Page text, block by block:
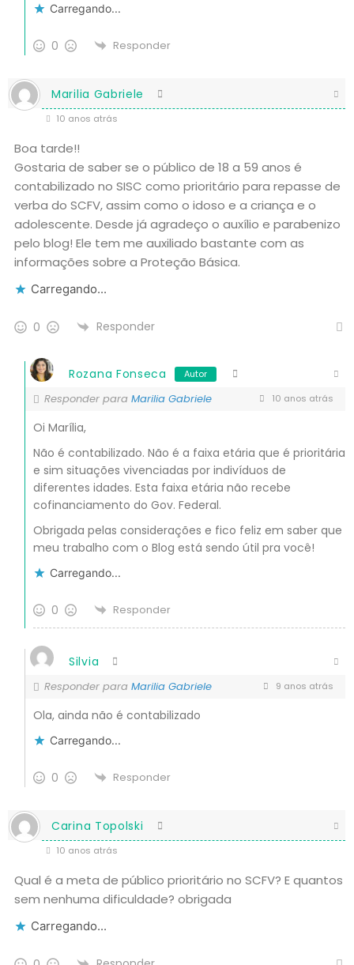
Carregando...
0 Responder
Marilia Gabriele
10 anos atrás
Boa tarde!!
Gostaria de saber se o público de 18 a 59 anos é
contabilizado no SISC como prioritário para repasse de
verba do SCFV, assim como o idoso e a criança e o
adolescente. Desde já agradeço o auxílio e parabenizo
pelo blog! Ele tem me auxiliado bastante com as
informações sobre a Proteção Básica.
Carregando...
0 Responder
Rozana Fonseca Autor
Responder para Marilia Gabriele 10 anos atrás
Oi Marília,
Não é contabilizado. Não é a faixa etária que é prioritária
e sim situações vivenciadas por indivíduos de
diferentes idades. Esta faixa etária não recebe
cofinanciamento do Gov. Federal.
Obrigada pelas considerações e fico feliz em saber que
meu trabalho com o Blog está sendo útil pra você!
Carregando...
0 Responder
Silvia
Responder para Marilia Gabriele 9 anos atrás
Ola, ainda não é contabilizado
Carregando...
0 Responder
Carina Topolski
10 anos atrás
Qual é a meta de público prioritário no SCFV? E quantos
sem nenhuma dificuldade? obrigada
Carregando...